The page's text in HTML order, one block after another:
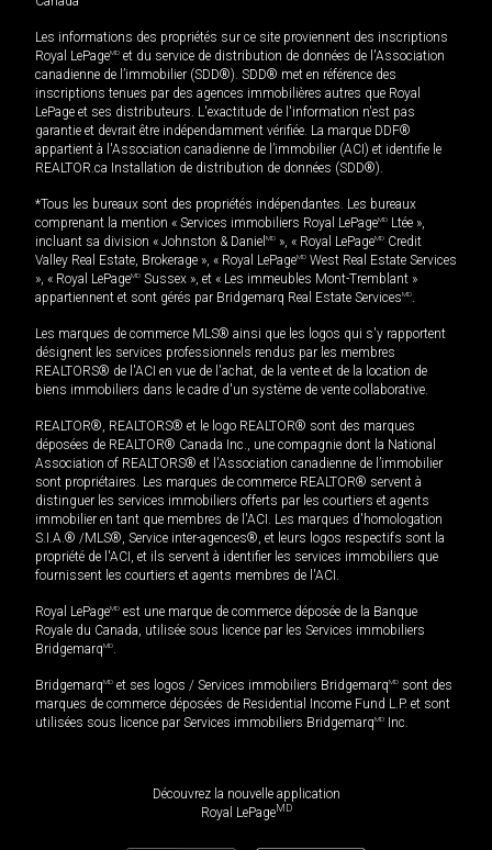
Les informations des propriétés sur ce site proviennent des inscriptions
Royal LePageMD et du service de distribution de données de l'Association
canadienne de l’immobilier (SDD®). SDD® met en référence des
inscriptions tenues par des agences immobilières autres que Royal
LePage et ses distributeurs. L'exactitude de l'information n'est pas
garantie et devrait être indépendamment vérifiée. La marque DDF®
appartient à l'Association canadienne de l’immobilier (ACI) et identifie le
REALTOR.ca Installation de distribution de données (SDD®).
*Tous les bureaux sont des propriétés indépendantes. Les bureaux
comprenant la mention « Services immobiliers Royal LePageMD Ltée »,
incluant sa division « Johnston & Daniel MD », « Royal LePageMD Credit
Valley Real Estate, Brokerage », « Royal LePageMD West Real Estate Services
», « Royal LePageMD Sussex », et « Les immeubles Mont-Tremblant »
appartiennent et sont gérés par Bridgemarq Real Estate ServicesMD
Les marques de commerce MLS® ainsi que les logos qui s'y rapportent
désignent les services professionnels rendus par les membres
REALTORS® de l'ACI en vue de l'achat, de la vente et de la location de
biens immobiliers dans le cadre d'un système de vente collaborative.
REALTOR®, REALTORS® et le logo REALTOR® sont des marques
déposées de REALTOR® Canada Inc., une compagnie dont la National
Association of REALTORS® et l'Association canadienne de l’immobilier
sont propriétaires. Les marques de commerce REALTOR® servent à
distinguer les services immobiliers offerts par les courtiers et agents
immobilier en tant que membres de l'ACI. Les marques d'homologation
S.I.A.® /MLS®, Service inter-agences®, et leurs logos respectifs sont la
propriété de l'ACI, et ils servent à identifier les services immobiliers que
fournissent les courtiers et agents membres de l'ACI.
Royal LePageMD est une marque de commerce déposée de la Banque
Royale du Canada, utilisée sous licence par les Services immobiliers
BridgemarqMD
BridgemarqMD et ses logos / Services immobiliers BridgemarqMD sont des
marques de commerce déposées de Residential Income Fund L.P. et sont
utilisées sous licence par Services immobiliers BridgemarqMD Inc.
Découvrez la nouvelle application
Royal LePageMD